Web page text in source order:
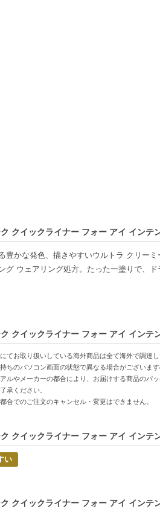
クイックライナー フォー アイ イン
豊かな発色、描きやすいウルトラ クリー
グ ウェアリング処方。たった一塗りで、
豊かな発色-アイメイクを引き立て、魅力
リーミーなテクスチャー-なめらかな描き
アリング処方-長時間、クリーンで美しい
へおすすめ】
者でも簡単に使えるアイライナーを探して
商品説明在這裡（中国語の商品説明はこち
description in English is here（英語の商
クイックライナー フォー アイ イン
てお取り扱いしている海外商品は全て海外で調達
ちのパソコン画面の状態で異なる場合がございます
ルやメーカーの都合により、お届けする商品のパ
承ください。
合でのご注文のキャンセル・変更はできません。
クイックライナー フォー アイ イン
い
クイックライナー フォー アイ イン